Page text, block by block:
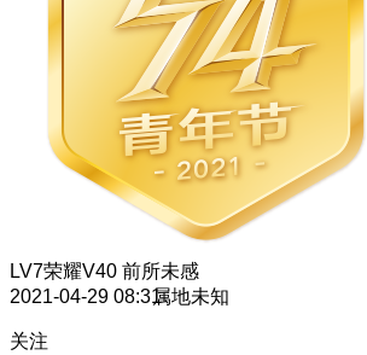
LV7荣耀V40 前所未感
2021-04-29 08:31属地未知
关注